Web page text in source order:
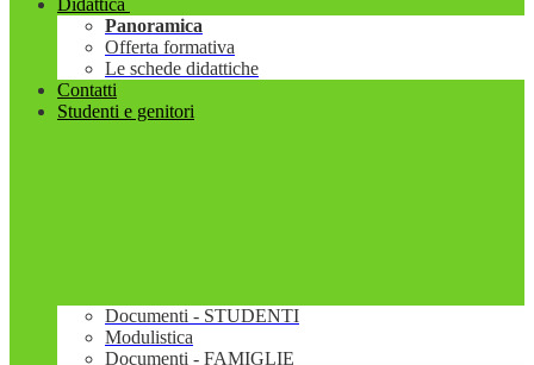
Didattica
Panoramica
Offerta formativa
Le schede didattiche
Contatti
Studenti e genitori
Documenti - STUDENTI
Modulistica
Documenti - FAMIGLIE